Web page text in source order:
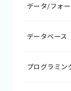
データ/フォ
データベース
プログラミン